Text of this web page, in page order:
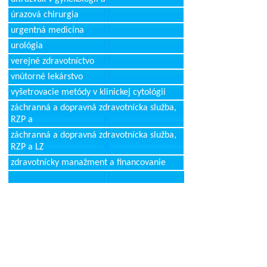
úrazová chirurgia
urgentná medicína
urológia
verejné zdravotníctvo
vnútorné lekárstvo
vyšetrovacie metódy v klinickej cytológii
záchranná a dopravná zdravotnícka služba,
RZP a
záchranná a dopravná zdravotnícka služba,
RZP a LZ
zdravotnícky manažment a financovanie